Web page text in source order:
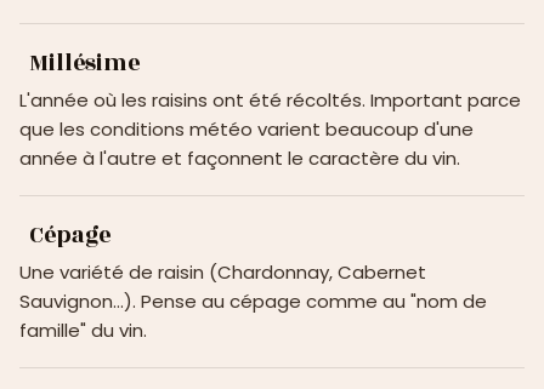
Millésime
L'année où les raisins ont été récoltés. Important parce
que les conditions météo varient beaucoup d'une
année à l'autre et façonnent le caractère du vin.
Cépage
Une variété de raisin (Chardonnay, Cabernet
Sauvignon…). Pense au cépage comme au "nom de
famille" du vin.